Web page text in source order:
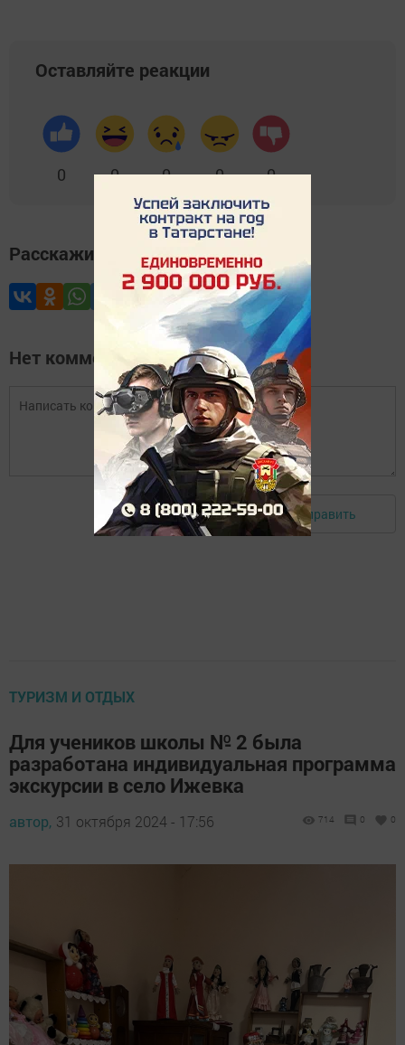
Оставляйте реакции
0 0 0 0 0
Расскажите друзьям
Нет комментариев
Авторизоваться Отправить
ТУРИЗМ И ОТДЫХ
Для учеников школы № 2 была
разработана индивидуальная программа
экскурсии в село Ижевка
автор, 31 октября 2024 - 17:56 714 0 0